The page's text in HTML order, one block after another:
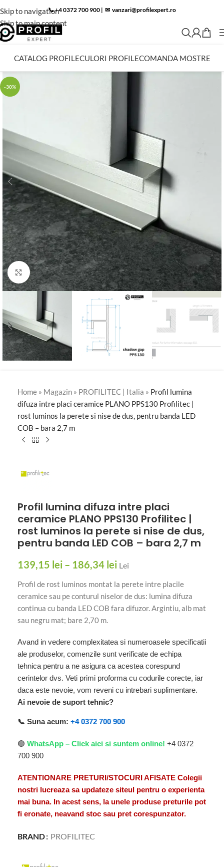
Skip to navigation
Skip to main content
📞 +4 0372 700 900 | ✉︎ vanzari@profilexpert.ro
CATALOG PROFILECULORI PROFILECOMANDA MOSTRE
-30%
Click to enlarge
Home » Magazin » PROFILITEC | Italia » Profil lumina
difuza intre placi ceramice PLANO PPS130 Profilitec |
rost luminos la perete si nise de dus, pentru banda LED
COB – bara 2,7 m
Profil lumina difuza intre placi
ceramice PLANO PPS130 Profilitec |
rost luminos la perete si nise de dus,
pentru banda LED COB – bara 2,7 m
139,15 lei – 186,34 lei Lei
Profil de rost luminos montat la perete intre placile
ceramice sau pe conturul niselor de dus: lumina difuza
continua cu banda LED COB fara difuzor. Argintiu, alb mat
sau negru mat; bare 2,70 m.
Avand in vedere complexitatea si numeroasele specificatii
ale produselor, comenzile sunt verificate de echipa
tehnica pentru a ne asigura ca acestea corespund
cerintelor dvs. Veti primi proforma cu codurile corecte, iar
daca este nevoie, vom reveni cu intrebari suplimentare.
Ai nevoie de suport tehnic?
📞 Suna acum: +4 0372 700 900
🟢 WhatsApp – Click aici si suntem online! +4 0372
700 900
ATENTIONARE PRETURI/STOCURI AFISATE Colegii
nostri lucreaza sa updateze siteul pentru o experienta
mai buna. In acest sens, la unele produse preturile pot
fi eronate, neavand stoc sau pret corespunzator.
BRAND PROFILITEC